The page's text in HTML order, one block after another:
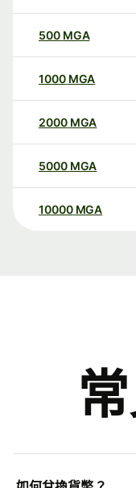
500 MGA
1000 MGA
2000 MGA
5000 MGA
10000 MGA